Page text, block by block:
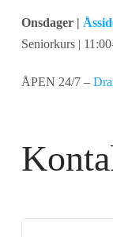
Onsdager |
Seniorkurs |
ÅPEN 24/7 –